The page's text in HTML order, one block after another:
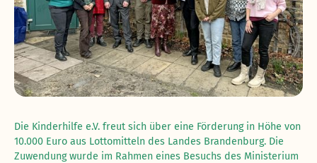
Die Kinderhilfe e.V. freut sich über eine Förderung in Höhe von
10.000 Euro aus Lottomitteln des Landes Brandenburg. Die
Zuwendung wurde im Rahmen eines Besuchs des Ministerium